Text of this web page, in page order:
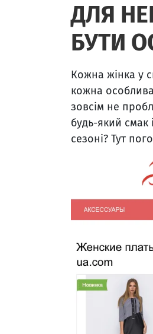
ДЛЯ
БУТИ
Кожна жінка у
кожна
зовсім не
будь-який смак
сезоні? Тут